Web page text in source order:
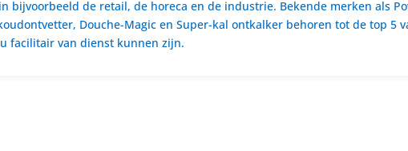
bijvoorbeeld de retail, de horeca en de industrie. Bekende merken als
Douche-Magic en Super-kal ontkalker behoren tot de top 5
facilitair van dienst kunnen zijn.